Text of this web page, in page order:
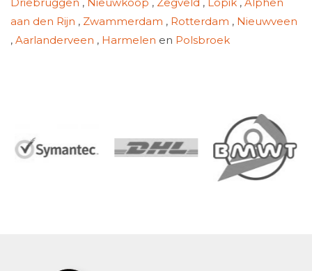
Driebruggen , Nieuwkoop , Zegveld , Lopik , Alphen
aan den Rijn , Zwammerdam , Rotterdam , Nieuwveen
, Aarlanderveen , Harmelen en Polsbroek